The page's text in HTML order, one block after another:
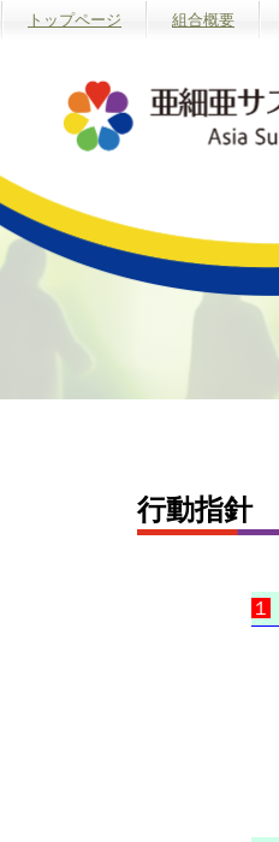
トップページ 組合概要
行動指針
１